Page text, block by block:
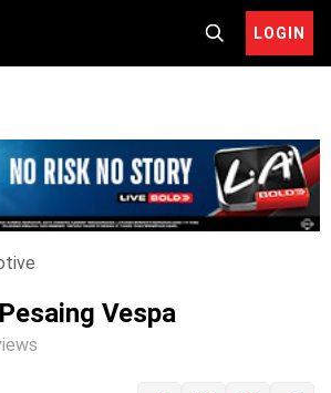
LOGIN
Vespa